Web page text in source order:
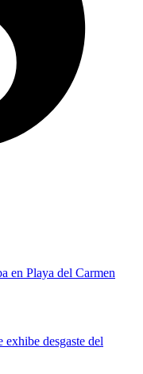
en Playa del Carmen
exhibe desgaste del